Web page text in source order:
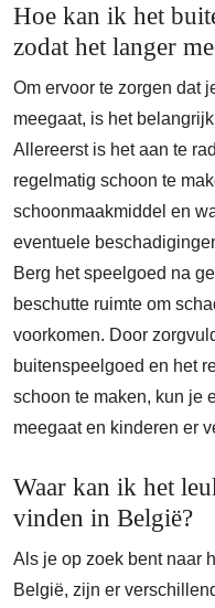
Hoe kan ik het
zodat het langer
Om ervoor te zorgen dat
meegaat, is het
Allereerst is het aan te
regelmatig schoon te
schoonmaakmiddel en
eventuele
Berg het speelgoed na
beschutte ruimte om
voorkomen. Door
buitenspeelgoed en het
schoon te maken, kun je
meegaat en kinderen er
Waar kan ik het
vinden in België?
Als je op zoek bent naar
België, zijn er